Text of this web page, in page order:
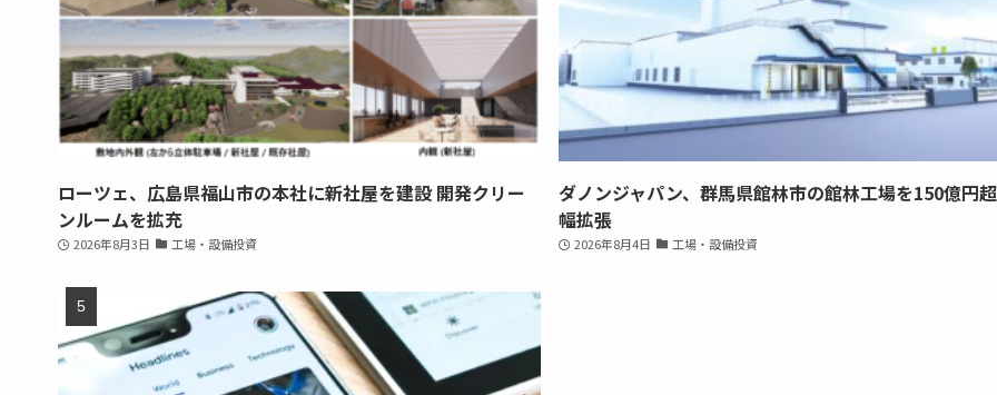
ローツェ、広島県福山市の本社に新社屋を建設 開発クリー
ンルームを拡充
2026年8月3日 工場・設備投資
ダノンジャパン、群馬県館林市の館林工場を150億円
幅拡張
2026年8月4日 工場・設備投資